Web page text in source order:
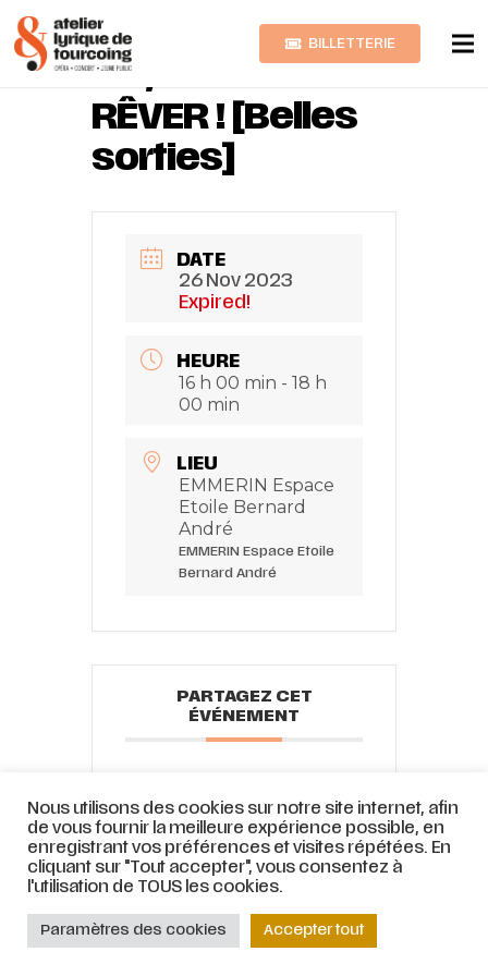
BILLETTERIE
AH, LAISSEZ-MOI
RÊVER ! [Belles
sorties]
DATE
26 Nov 2023
Expired!
HEURE
16 h 00 min - 18 h
00 min
LIEU
EMMERIN Espace
Etoile Bernard
André
EMMERIN Espace Etoile
Bernard André
PARTAGEZ CET
ÉVÉNEMENT
© ATELIER LYRIQUE DE TOURCOING | Mentions légales|Stratégie web
accompagnement parCOJT – Cabinet conseil web –
Nous utilisons des cookies sur notre site internet, afin
de vous fournir la meilleure expérience possible, en
enregistrant vos préférences et visites répétées. En
cliquant sur "Tout accepter", vous consentez à
l'utilisation de TOUS les cookies.
Paramètres des cookies Accepter tout